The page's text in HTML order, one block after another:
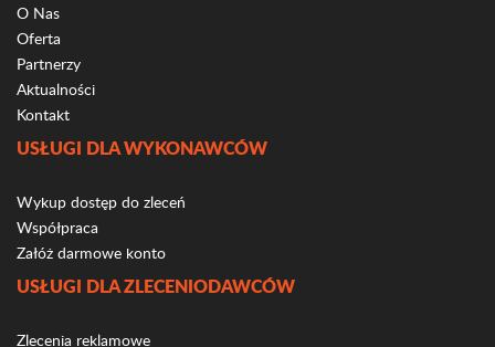
O Nas
Oferta
Partnerzy
Aktualności
Kontakt
USŁUGI DLA WYKONAWCÓW
Wykup dostęp do zleceń
Współpraca
Załóż darmowe konto
USŁUGI DLA ZLECENIODAWCÓW
Zlecenia reklamowe